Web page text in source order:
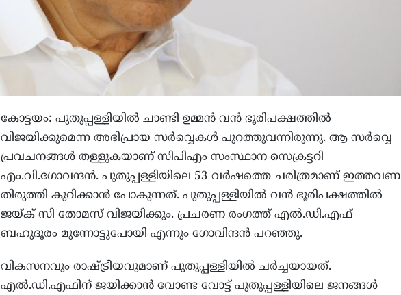
കോട്ടയം: പുതുപ്പള്ളിയില്‍ ചാണ്ടി ഉമ്മന്‍ വന്‍ ഭൂരിപക്ഷത്തില്‍
വിജയിക്കുമെന്ന അഭിപ്രായ സര്‍വ്വെകള്‍ പുറത്തുവന്നിരുന്നു. ആ സര്‍വ്വെ
പ്രവചനങ്ങള്‍ തള്ളുകയാണ് സിപിഎം സംസ്ഥാന സെക്രട്ടറി
എം.വി.ഗോവന്ദന്‍. പുതുപ്പള്ളിയിലെ 53 വര്‍ഷത്തെ ചരിത്രമാണ് ഇത്തവണ
തിരുത്തി കുറിക്കാന്‍ പോകുന്നത്. പുതുപ്പള്ളിയില്‍ വന്‍ ഭൂരിപക്ഷത്തില്‍
ജയ്ക് സി തോമസ് വിജയിക്കും. പ്രചരണ രംഗത്ത് എല്‍.ഡി.എഫ്
ബഹുദൂരം മുന്നോട്ടുപോയി എന്നും ഗോവിന്ദന്‍ പറഞ്ഞു.
വികസനവും രാഷ്ട്രീയവുമാണ് പുതുപ്പള്ളിയില്‍ ചര്‍ച്ചയായത്.
എല്‍.ഡി.എഫിന് ജയിക്കാന്‍ വോണ്ട വോട്ട് പുതുപ്പള്ളിയിലെ ജനങ്ങള്‍